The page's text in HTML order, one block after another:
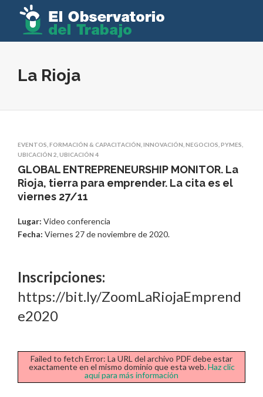
La Rioja
EVENTOS FORMACIÓN & CAPACITACIÓN INNOVACIÓN NEGOCIOS PYMES
UBICACIÓN 2 UBICACIÓN 4
GLOBAL ENTREPRENEURSHIP MONITOR. La
Rioja, tierra para emprender. La cita es el
viernes 27/11
Lugar: Video conferencia
Fecha: Viernes 27 de noviembre de 2020.
Inscripciones:
https://bit.ly/ZoomLaRiojaEmprend
e2020
Failed to fetch Error: La URL del archivo PDF debe estar
exactamente en el mismo dominio que esta web.Haz clic
aquí para más información